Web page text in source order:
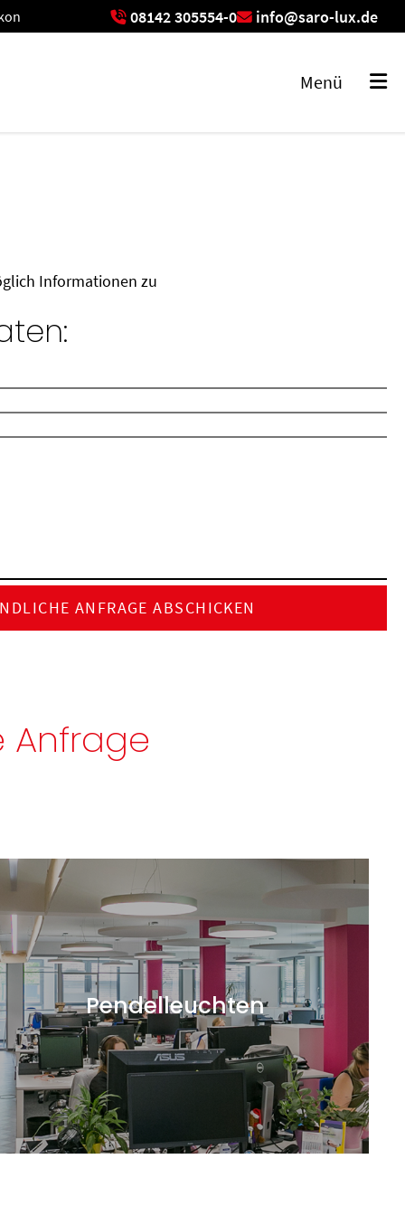
08142 305554-0 info@saro-lux.de
Menü
Informationen zu
Anfrage
Pendelleuchten